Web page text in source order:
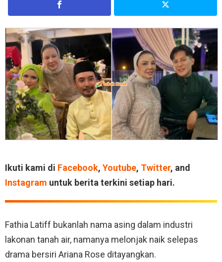
Ikuti kami di Facebook, Youtube, Twitter, and
Instagram untuk berita terkini setiap hari.
Fathia Latiff bukanlah nama asing dalam industri
lakonan tanah air, namanya melonjak naik selepas
drama bersiri Ariana Rose ditayangkan.